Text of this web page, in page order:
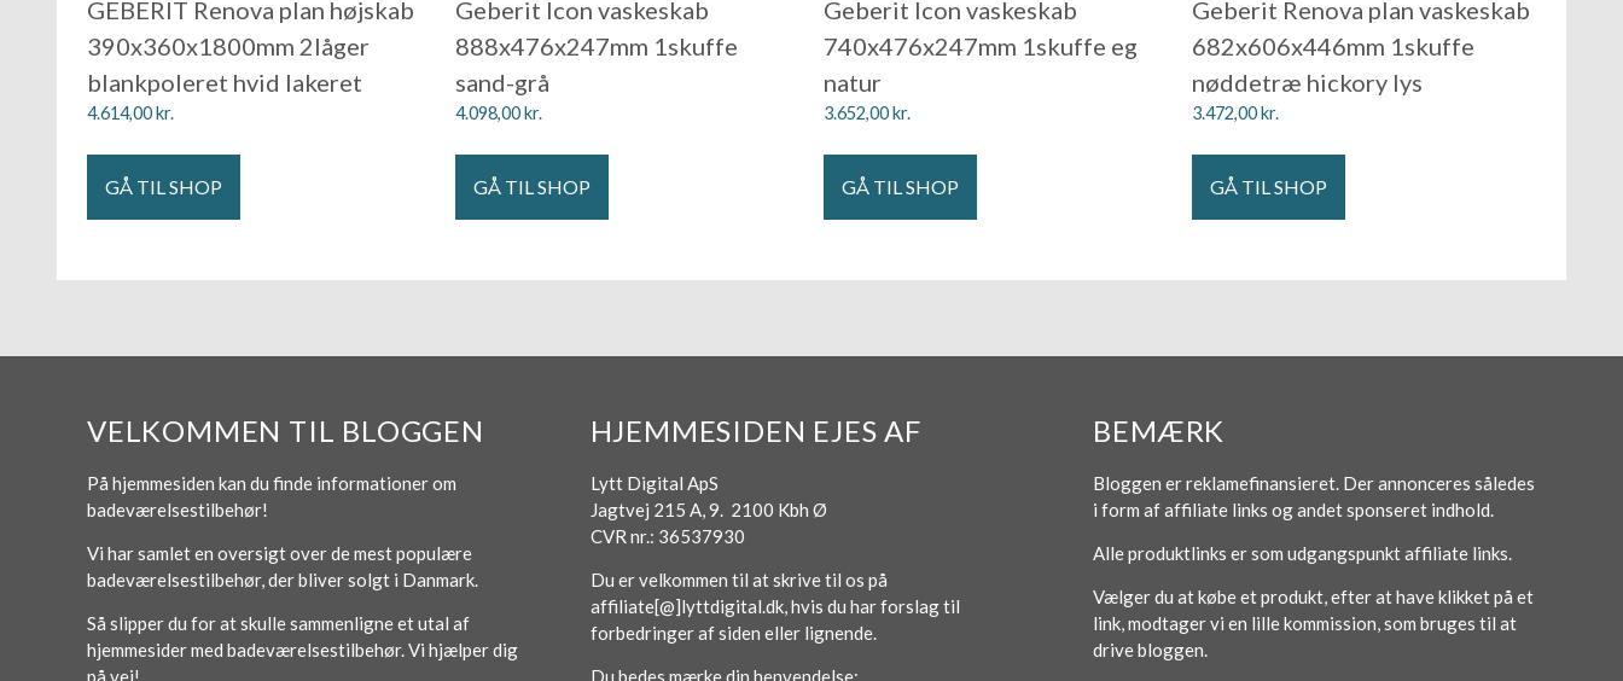
GEBERIT Renova plan højskab
390x360x1800mm 2låger
blankpoleret hvid lakeret
4.614,00kr.
GÅ TIL SHOP
Geberit Icon vaskeskab
888x476x247mm 1skuffe
sand-grå
4.098,00kr.
GÅ TIL SHOP
Geberit Icon vaskeskab
740x476x247mm 1skuffe eg
natur
3.652,00kr.
GÅ TIL SHOP
Geberit Renova plan vaskeskab
682x606x446mm 1skuffe
nøddetræ hickory lys
3.472,00kr.
GÅ TIL SHOP
VELKOMMEN TIL BLOGGEN
På hjemmesiden kan du finde informationer om
badeværelsestilbehør!
Vi har samlet en oversigt over de mest populære
badeværelsestilbehør, der bliver solgt i Danmark.
Så slipper du for at skulle sammenligne et utal af
hjemmesider med badeværelsestilbehør. Vi hjælper dig
HJEMMESIDEN EJES AF
Lytt Digital ApS
Jagtvej 215 A, 9. 2100 Kbh Ø
CVR nr.: 36537930
Du er velkommen til at skrive til os på
affiliate[@]lyttdigital.dk, hvis du har forslag til
forbedringer af siden eller lignende.
BEMÆRK
Bloggen er reklamefinansieret. Der annonceres således
i form af affiliate links og andet sponseret indhold.
Alle produktlinks er som udgangspunkt affiliate links.
Vælger du at købe et produkt, efter at have klikket på et
link, modtager vi en lille kommission, som bruges til at
drive bloggen.